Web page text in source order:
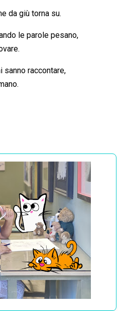
da giù torna su.
le parole pesano,
sanno raccontare,